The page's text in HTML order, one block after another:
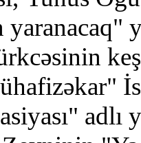
yaranacaq"
adlı